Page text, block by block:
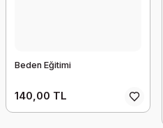
Beden Eğitimi
140,00 TL